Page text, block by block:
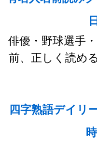
俳優・野球選手
前、正しく読め
四字熟語デイリ